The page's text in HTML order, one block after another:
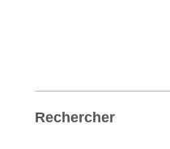
Rechercher